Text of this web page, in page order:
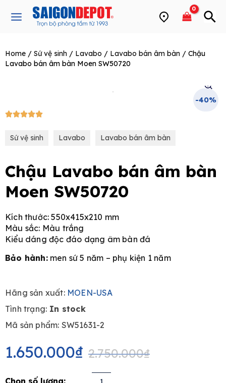
Main
Home / Sứ vệ sinh / Lavabo / Lavabo bán âm bàn / Chậu
Lavabo bán âm bàn Moen SW50720
-40%
5/5
Sứ vệ sinh Lavabo Lavabo bán âm bàn
Chậu Lavabo bán âm bàn
Moen SW50720
Kích thước: 550x415x210 mm
Màu sắc: Màu trắng
Kiểu dáng độc đáo dạng âm bàn đá
Bảo hành:men sứ 5 năm – phụ kiện 1 năm
Hãng sản xuất:MOEN-USA
Tình trạng: In stock
Mã sản phẩm: SW51631-2
2.750.000₫
Original
price
was:
2.750.000₫.
1.650.000₫
Current
price
is:
1.650.000₫.